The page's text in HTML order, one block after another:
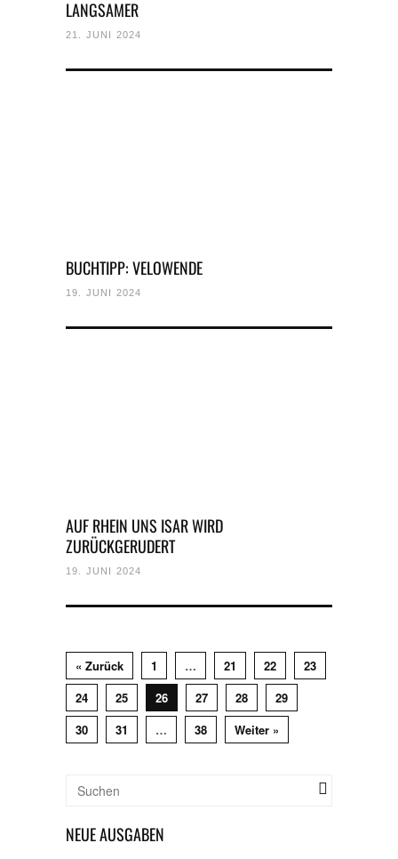
LANGSAMER
21. JUNI 2024
BUCHTIPP: VELOWENDE
19. JUNI 2024
AUF RHEIN UNS ISAR WIRD
ZURÜCKGERUDERT
19. JUNI 2024
« Zurück 1 … 21 22
23
24
25 26 27 28
29
30
31 … 38 Weiter »
NEUE AUSGABEN